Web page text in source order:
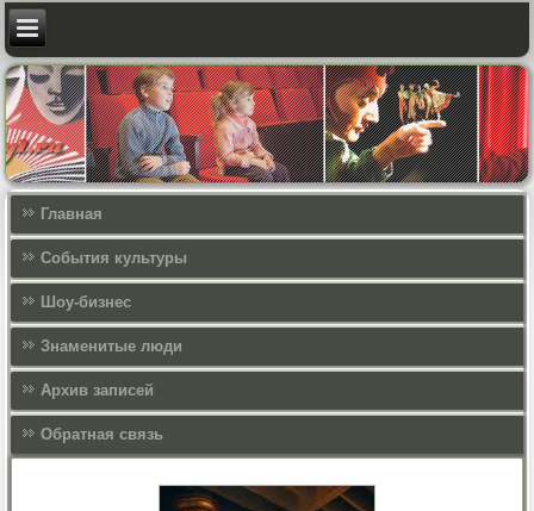
Главная
События культуры
Шоу-бизнес
Знаменитые люди
Архив записей
Обратная связь